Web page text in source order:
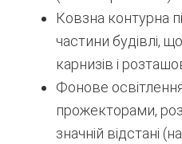
Ковзна контурна
частини будівлі,
карнизів і
Фонове
прожекторами,
значній відстані